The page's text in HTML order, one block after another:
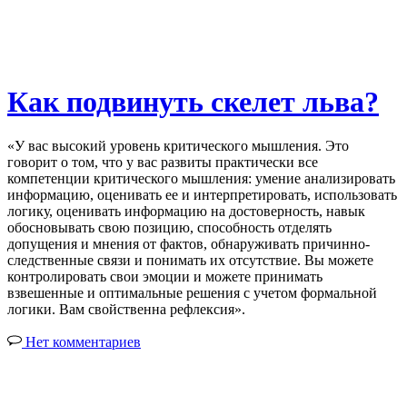
Как подвинуть скелет льва?
«У вас высокий уровень критического мышления. Это
говорит о том, что у вас развиты практически все
компетенции критического мышления: умение анализировать
информацию, оценивать ее и интерпретировать, использовать
логику, оценивать информацию на достоверность, навык
обосновывать свою позицию, способность отделять
допущения и мнения от фактов, обнаруживать причинно-
следственные связи и понимать их отсутствие. Вы можете
контролировать свои эмоции и можете принимать
взвешенные и оптимальные решения с учетом формальной
логики. Вам свойственна рефлексия».
Нет комментариев